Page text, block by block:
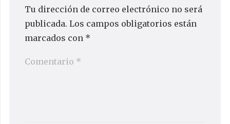
Tu dirección de correo electrónico no será
publicada. Los campos obligatorios están
marcados con *